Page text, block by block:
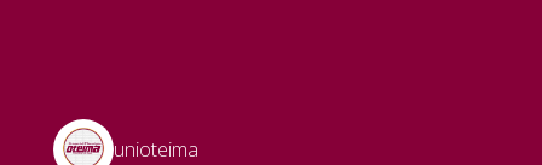
unioteima